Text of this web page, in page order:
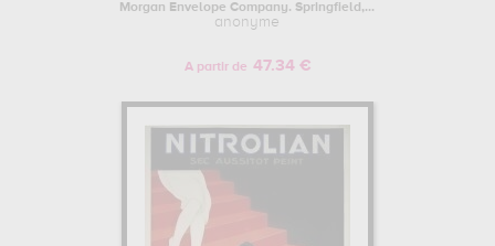
Morgan Envelope Company. Springfield,...
anonyme
A partir de 47.34 €